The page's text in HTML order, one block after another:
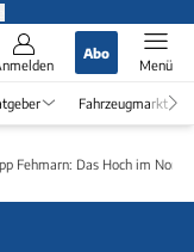
Abo
Menü
Fahrzeugmarkt
Fehmarn: Das Hoch im